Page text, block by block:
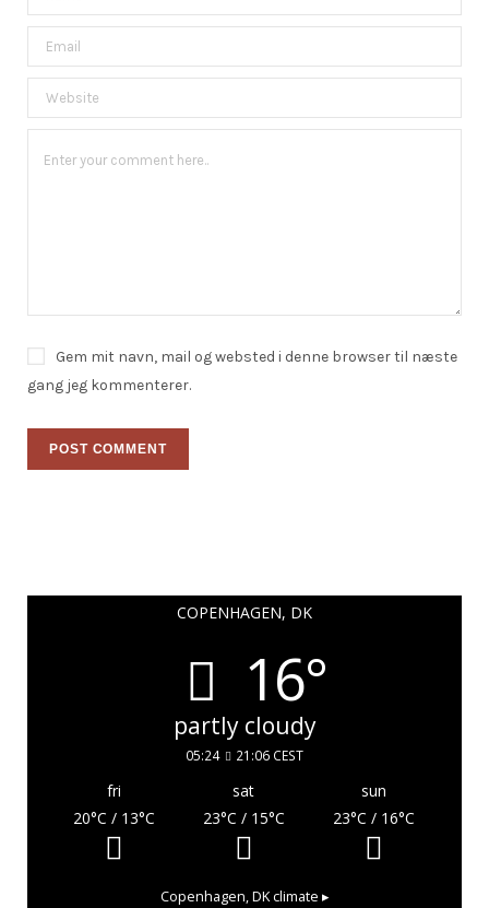
Gem mit navn, mail og websted i denne browser til næste
gang jeg kommenterer.
COPENHAGEN, DK
16°
partly cloudy
05:24 21:06 CEST
fri sat
sun
20°C / 13°C 23°C / 15°C 23°C / 16°C
Copenhagen, DKclimate ▸